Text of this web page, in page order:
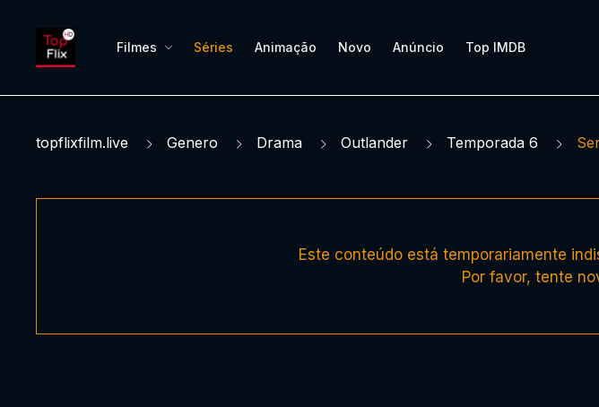
Filmes Séries Animação Novo Anúncio Top IMDB
topflixfilm.live Genero Drama Outlander Temporada 6
Este conteúdo está temporariamente
Por favor, tente